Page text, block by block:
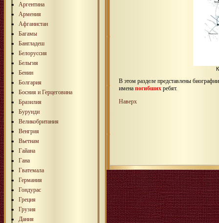
Аргентина
Армения
Афганистан
Багамы
Бангладеш
Белоруссия
Бельгия
Бенин
Болгария
Босния и Герцеговина
Бразилия
Бурунди
Великобритания
Венгрия
Вьетнам
Гайана
Гана
Гватемала
Германия
Гондурас
Греция
Грузия
Дания
В этом разделе представлены
имена погибших ребят.
Наверх